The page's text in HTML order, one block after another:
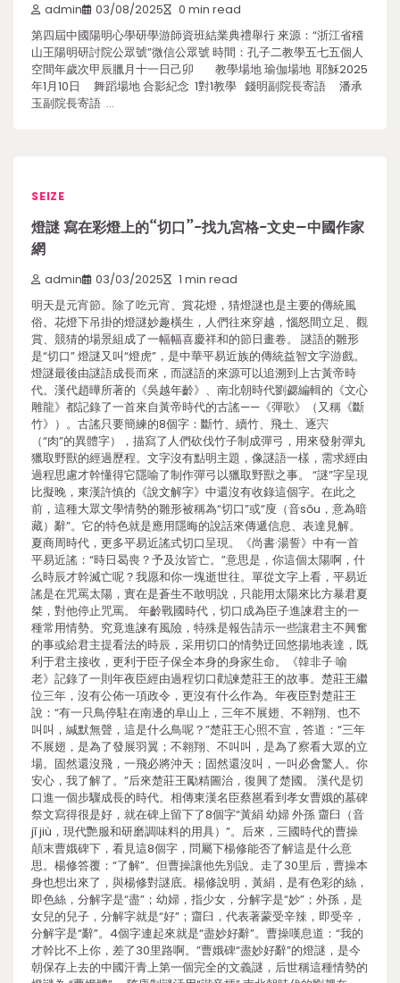
admin 03/08/2025 0 min read
第四屆中國陽明心學研學游師資班結業典禮舉行 來源：“浙江省稽
山王陽明研討院公眾號”微信公眾號 時間：孔子二教學五七五個人
空間年歲次甲辰臘月十一日己卯 教學場地 瑜伽場地 耶穌2025
年1月10日 舞蹈場地 合影紀念 1對1教學 錢明副院長寄語 潘承
玉副院長寄語 …
SEIZE
燈謎 寫在彩燈上的“切口”-找九宮格-文史–中國作家
網
admin 03/03/2025 1 min read
明天是元宵節。除了吃元宵、賞花燈，猜燈謎也是主要的傳統風
俗。花燈下吊掛的燈謎妙趣橫生，人們往來穿越，惱怒間立足、觀
賞、競猜的場景組成了一幅幅喜慶祥和的節日畫卷。 謎語的雛形
是“切口” 燈謎又叫“燈虎”，是中華平易近族的傳統益智文字游戲。
燈謎最後由謎語成長而來，而謎語的來源可以追溯到上古黃帝時
代。漢代趙曄所著的《吳越年齡》、南北朝時代劉勰編輯的《文心
雕龍》都記錄了一首來自黃帝時代的古謠——《彈歌》（又稱《斷
竹》）。古謠只要簡練的8個字：斷竹、續竹、飛土、逐宍
（“肉”的異體字），描寫了人們砍伐竹子制成彈弓，用來發射彈丸
獵取野獸的經過歷程。文字沒有點明主題，像謎語一樣，需求經由
過程思慮才幹懂得它隱喻了制作彈弓以獵取野獸之事。 “謎”字呈現
比擬晚，東漢許慎的《說文解字》中還沒有收錄這個字。在此之
前，這種大眾文學情勢的雛形被稱為“切口”或“廋（音sōu，意為暗
藏）辭”。它的特色就是應用隱晦的說話來傳遞信息、表達見解。
夏商周時代，更多平易近謠式切口呈現。《尚書·湯誓》中有一首
平易近謠：“時日曷喪？予及汝皆亡。”意思是，你這個太陽啊，什
么時辰才幹滅亡呢？我愿和你一塊逝世往。單從文字上看，平易近
謠是在咒罵太陽，實在是蒼生不敢明說，只能用太陽來比方暴君夏
桀，對他停止咒罵。 年齡戰國時代，切口成為臣子進諫君主的一
種常用情勢。究竟進諫有風險，特殊是報告請示一些讓君主不興奮
的事或給君主提看法的時辰，采用切口的情勢迂回悠揚地表達，既
利于君主接收，更利于臣子保全本身的身家生命。《韓非子·喻
老》記錄了一則年夜臣經由過程切口勸諫楚莊王的故事。楚莊王繼
位三年，沒有公佈一項政令，更沒有什么作為。年夜臣對楚莊王
說：“有一只鳥停駐在南邊的阜山上，三年不展翅、不翱翔、也不
叫叫，緘默無聲，這是什么鳥呢？”楚莊王心照不宣，答道：“三年
不展翅，是為了發展羽翼；不翱翔、不叫叫，是為了察看大眾的立
場。固然還沒飛，一飛必將沖天；固然還沒叫，一叫必會驚人。你
安心，我了解了。”后來楚莊王勵精圖治，復興了楚國。 漢代是切
口進一個步驟成長的時代。相傳東漢名臣蔡邕看到孝女曹娥的墓碑
祭文寫得很是好，就在碑上留下了8個字“黃絹 幼婦 外孫 齏臼（音
jī jiù，現代艷服和研磨調味料的用具）”。后來，三國時代的曹操
顛末曹娥碑下，看見這8個字，問屬下楊修能否了解這是什么意
思。楊修答覆：“了解”。但曹操讓他先別說。走了30里后，曹操本
身也想出來了，與楊修對謎底。楊修說明，黃絹，是有色彩的絲，
即色絲，分解字是“盡”；幼婦，指少女，分解字是“妙”；外孫，是
女兒的兒子，分解字就是“好”；齏臼，代表著蒙受辛辣，即受辛，
分解字是“辭”。4個字連起來就是“盡妙好辭”。曹操嘆息道：“我的
才幹比不上你，差了30里路啊。”曹娥碑“盡妙好辭”的燈謎，是今
朝保存上去的中國汗青上第一個完全的文義謎，后世稱這種情勢的